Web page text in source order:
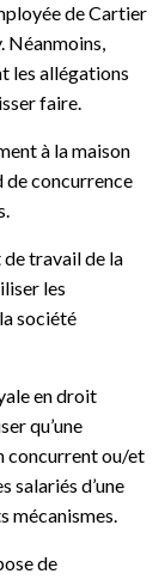
de Cartier
Néanmoins,
les allégations
faire.
à la maison
de concurrence
travail de la
les
société
en droit
qu’une
concurrent ou/et
salariés d’une
mécanismes.
de